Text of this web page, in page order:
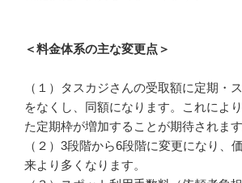
＜料金体系の主な変更点＞
（１）タスカジさんの受取額に定期・
をなくし、同額になります。これによ
た定期枠が増加することが期待されます
（２）3段階から6段階に変更になり、
来より多くなります。